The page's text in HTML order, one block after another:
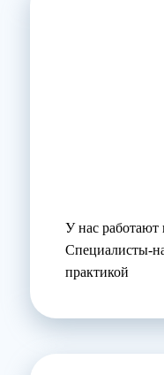
У нас работают
Специалисты-
практикой